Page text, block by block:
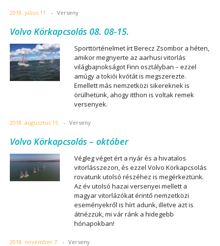
2018. július 11. - Verseny
Volvo Körkapcsolás 08. 08-15.
Sporttörténelmet írt Berecz Zsombor a héten,
amikor megnyerte az aarhusi vitorlás
világbajnokságot Finn osztályban – ezzel
amúgy a tokiói kvótát is megszerezte.
Emellett más nemzetközi sikereknek is
örülhetünk, ahogy itthon is voltak remek
versenyek.
2018. augusztus 15. - Verseny
Volvo Körkapcsolás – október
Végleg véget ért a nyár és a hivatalos
vitorlásszezon, és ezzel Volvo Körkapcsolás
rovatunk utolsó részéhez is megérkeztünk.
Az év utolsó hazai versenyei mellett a
magyar vitorlázókat érintő nemzetközi
eseményekről is hírt adunk, illetve azt is
átnézzük, mi vár ránk a hidegebb
hónapokban!
2018. november 7. - Verseny